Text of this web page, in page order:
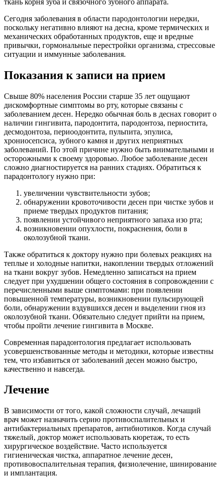
Сегодня заболевания в области пародонтологии нередки,
поскольку негативно влияют на десна, кроме термических и
механических обработанных продуктов, еще и вредные
привычки, гормональные перестройки организма, стрессовые
ситуации и иммунные заболевания.
Показания к записи на прием
Свыше 80% населения России старше 35 лет ощущают
дискомфортные симптомы во рту, которые связаны с
заболеванием десен. Нередко обычная боль в деснах говорит о
наличии гингивита, пародонтита, пародонтоза, периостита,
десмодонтоза, периоодонтита, пульпита, эпулиса,
хрониосепсиса, зубного камня и других неприятных
заболеваний. По этой причине нужно быть внимательными и
осторожными к своему здоровью. Любое заболевание десен
сложно диагностируется на ранних стадиях. Обратиться к
парадонтологу нужно при:
увеличении чувствительности зубов;
обнаружении кровоточивости десен при чистке зубов и
приеме твердых продуктов питания;
появлении устойчивого неприятного запаха изо рта;
возникновении опухлости, покраснения, боли в
околозубной ткани.
Также обратиться к доктору нужно при болевых реакциях на
теплые и холодные напитки, накоплении твердых отложений
на ткани вокруг зубов. Немедленно записаться на прием
следует при ухудшении общего состояния в сопровождении с
перечисленными выше симптомами: при появлении
повышенной температуры, возникновении пульсирующей
боли, обнаружении вздувшихся десен и выделении гноя из
околозубной ткани. Обязательно следует прийти на прием,
чтобы пройти лечение гингивита в Москве.
Современная парадонтология предлагает использовать
усовершенствованные методы и методики, которые известны
тем, что избавиться от заболеваний десен можно быстро,
качественно и навсегда.
Лечение
В зависимости от того, какой сложности случай, лечащий
врач может назначить серию противоспалительных и
антибактериальных препаратов, антибиотиков. Когда случай
тяжелый, доктор может использовать кюретаж, то есть
хирургическое воздействие. Часто используется
гигиеническая чистка, аппаратное лечение десен,
противовоспалительная терапия, физиолечение, шинирование
и имплантация.